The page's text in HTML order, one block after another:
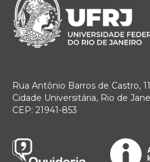
Rua Antônio Barros de Castro,
Cidade Universitária, Rio de
CEP: 21941-853